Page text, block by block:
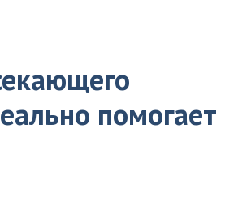
помогает